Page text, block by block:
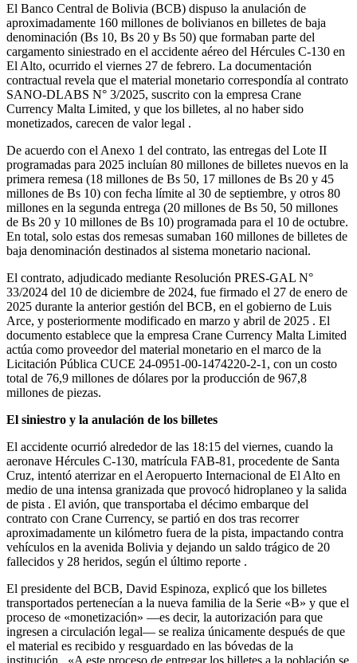
El Banco Central de Bolivia (BCB) dispuso la anulación de
aproximadamente 160 millones de bolivianos en billetes de baja
denominación (Bs 10, Bs 20 y Bs 50) que formaban parte del
cargamento siniestrado en el accidente aéreo del Hércules C-130 en
El Alto, ocurrido el viernes 27 de febrero. La documentación
contractual revela que el material monetario correspondía al contrato
SANO-DLABS N° 3/2025, suscrito con la empresa Crane
Currency Malta Limited, y que los billetes, al no haber sido
monetizados, carecen de valor legal .
De acuerdo con el Anexo 1 del contrato, las entregas del Lote II
programadas para 2025 incluían 80 millones de billetes nuevos en la
primera remesa (18 millones de Bs 50, 17 millones de Bs 20 y 45
millones de Bs 10) con fecha límite al 30 de septiembre, y otros 80
millones en la segunda entrega (20 millones de Bs 50, 50 millones
de Bs 20 y 10 millones de Bs 10) programada para el 10 de octubre.
En total, solo estas dos remesas sumaban 160 millones de billetes de
baja denominación destinados al sistema monetario nacional.
El contrato, adjudicado mediante Resolución PRES-GAL N°
33/2024 del 10 de diciembre de 2024, fue firmado el 27 de enero de
2025 durante la anterior gestión del BCB, en el gobierno de Luis
Arce, y posteriormente modificado en marzo y abril de 2025 . El
documento establece que la empresa Crane Currency Malta Limited
actúa como proveedor del material monetario en el marco de la
Licitación Pública CUCE 24-0951-00-1474220-2-1, con un costo
total de 76,9 millones de dólares por la producción de 967,8
millones de piezas.
El siniestro y la anulación de los billetes
El accidente ocurrió alrededor de las 18:15 del viernes, cuando la
aeronave Hércules C-130, matrícula FAB-81, procedente de Santa
Cruz, intentó aterrizar en el Aeropuerto Internacional de El Alto en
medio de una intensa granizada que provocó hidroplaneo y la salida
de pista . El avión, que transportaba el décimo embarque del
contrato con Crane Currency, se partió en dos tras recorrer
aproximadamente un kilómetro fuera de la pista, impactando contra
vehículos en la avenida Bolivia y dejando un saldo trágico de 20
fallecidos y 28 heridos, según el último reporte .
El presidente del BCB, David Espinoza, explicó que los billetes
transportados pertenecían a la nueva familia de la Serie «B» y que el
proceso de «monetización» —es decir, la autorización para que
ingresen a circulación legal— se realiza únicamente después de que
el material es recibido y resguardado en las bóvedas de la